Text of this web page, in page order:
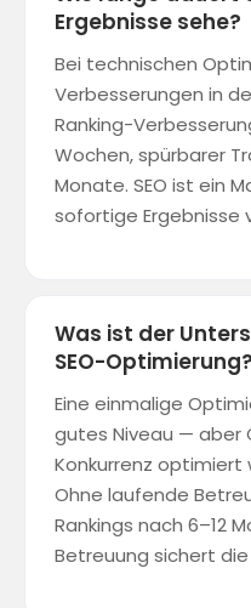
Ergebnisse sehe?
Bei technischen
Verbesserungen in
Ranking-
Wochen, spürbarer
Monate. SEO ist ein
sofortige Ergebnisse
Was ist der
SEO-Optimierung?
Eine einmalige
gutes Niveau — aber
Konkurrenz
Ohne laufende
Rankings nach 6–12
Betreuung sichert